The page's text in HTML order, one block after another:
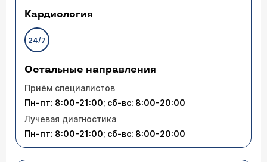
Кардиология
24/7
Остальные направления
Приём специалистов
Пн-пт: 8:00-21:00; сб-вс: 8:00-20:00
Лучевая диагностика
Пн-пт: 8:00-21:00; сб-вс: 8:00-20:00